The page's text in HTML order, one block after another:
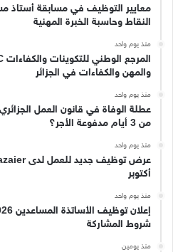
معايير التوظيف في مسابقة
النقاط وحاسبة الخبرة المهنية
منذ يوم واحد
والمهن والكفاءات في الجزائر
منذ يوم واحد
من 3 أيام مدفوعة الأجر؟
منذ يوم واحد
أكتوبر
منذ يوم واحد
شروط المشاركة
منذ يومين